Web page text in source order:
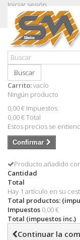
Iniciar sesión
Contacte con nosotros
Llámanos ahora:+34
Buscar
Carrito:vacío
Ningún producto
0,00 € Impuestos
0,00 €Total
Estos precios se
Confirmar
Producto añadido
Cantidad
Total
Hay 1 artículo en su
Total productos:
Impuestos 0,00 €
Total (impuestos inc.)
Continuar la